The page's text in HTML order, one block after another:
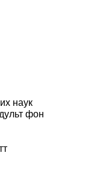
наук
фон